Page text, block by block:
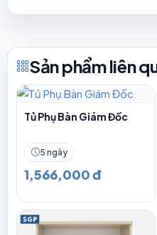
Sản phẩm liên
Tủ Phụ Bàn Giám Đốc
5 ngày
1,566,000 đ